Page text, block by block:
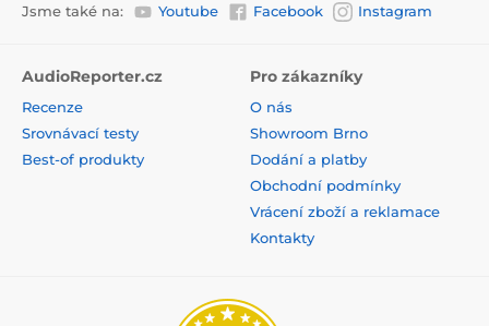
Jsme také na: Youtube Facebook Instagram
AudioReporter.cz
Recenze
Srovnávací testy
Best-of produkty
Pro zákazníky
O nás
Showroom Brno
Dodání a platby
Obchodní podmínky
Vrácení zboží a reklamace
Kontakty